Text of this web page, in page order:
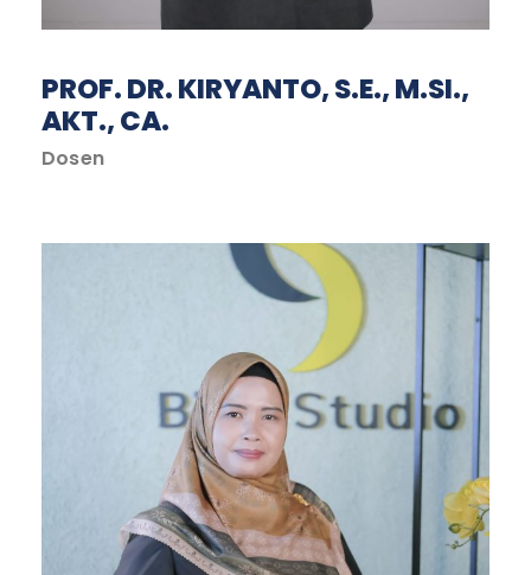
PROF. DR. KIRYANTO, S.E., M.SI.,
AKT., CA.
Dosen